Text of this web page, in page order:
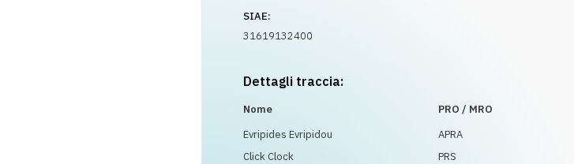
SIAE:
31619132400
Dettagli traccia:
Nome PRO / MRO
Evripides Evripidou
APRA
Click Clock
PRS